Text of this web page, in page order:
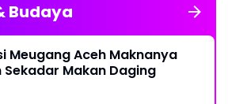
Budaya
Meugang Aceh Maknanya
Sekadar Makan Daging